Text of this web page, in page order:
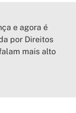
e agora é
por Direitos
mais alto